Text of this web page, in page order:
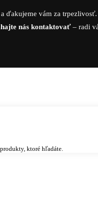
ďakujeme vám za trpezlivosť.
nás kontaktovať – radi
ktoré hľadáte.